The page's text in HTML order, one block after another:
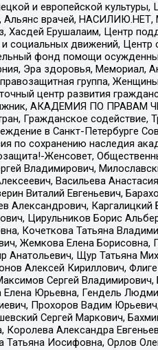
и европейской
Альянс врачей,
Ерушалаим, Центр
социальных движений,
фонд помощи
Эра здоровья,
группа,
центр развития
АКАДЕМИЯ ПО ПРАВАМ
Гражданское
в Санкт-Петербурге
по сохранению наследия
Женсовет,
Владимирович,
Васильева
Виталий Евгеньевич,
Каргалицкий
Цирульников Борис
Кочеткова Татьяна
Жемкова Елена
Анатольевич, Щур Татьяна
Алексей Кириллович,
Сергей Владимирович,
Юрьевна, Гендель
Прохоров Вадим
Сергей Маркович,
Александра
Иосифовна, Орлов